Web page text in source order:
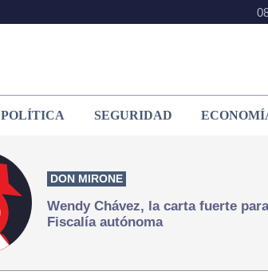
POLÍTICA SEGURIDAD
DON MIRONE
Wendy Chávez, la carta fuerte
Fiscalía autónoma